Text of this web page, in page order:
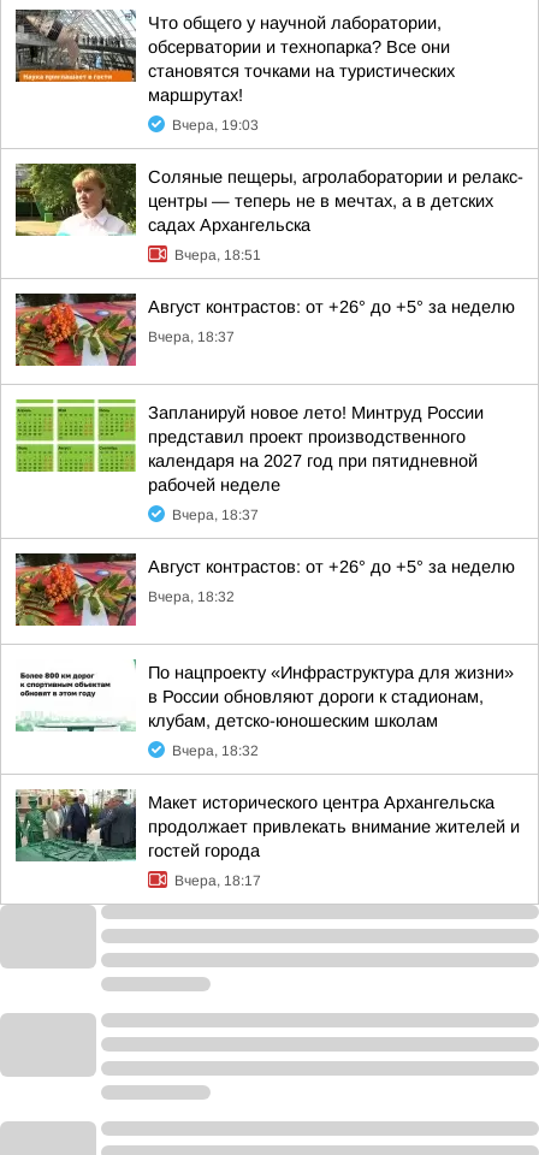
Что общего у научной лаборатории,
обсерватории и технопарка? Все они
становятся точками на туристических
маршрутах!
Вчера, 19:03
Соляные пещеры, агролаборатории и релакс-
центры — теперь не в мечтах, а в детских
садах Архангельска
Вчера, 18:51
Август контрастов: от +26° до +5° за неделю
Вчера, 18:37
Запланируй новое лето! Минтруд России
представил проект производственного
календаря на 2027 год при пятидневной
рабочей неделе
Вчера, 18:37
Август контрастов: от +26° до +5° за неделю
Вчера, 18:32
По нацпроекту «Инфраструктура для жизни»
в России обновляют дороги к стадионам,
клубам, детско-юношеским школам
Вчера, 18:32
Макет исторического центра Архангельска
продолжает привлекать внимание жителей и
гостей города
Вчера, 18:17